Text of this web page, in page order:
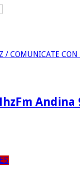
COMUNICATE CON
Fm Andina